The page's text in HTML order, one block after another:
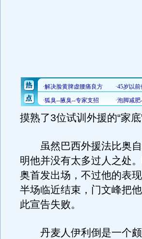
摸熟了3位试训外援的“家底”
虽然巴西外援法比奥自
明他并没有太多过人之处
奥首发出场，不过他的表
半场临近结束，门文峰把
此宣告失败。
丹麦人伊利倒是一个颇